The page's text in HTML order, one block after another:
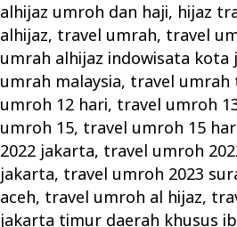
alhijaz umroh dan haji, hijaz
alhijaz, travel umrah, travel
umrah alhijaz indowisata
umrah malaysia, travel umrah
umroh 12 hari, travel umroh
umroh 15, travel umroh 15
2022 jakarta, travel umroh
jakarta, travel umroh 2023
aceh, travel umroh al hijaz,
jakarta timur daerah khusus
Alhijaz
Memikat
Jamaah